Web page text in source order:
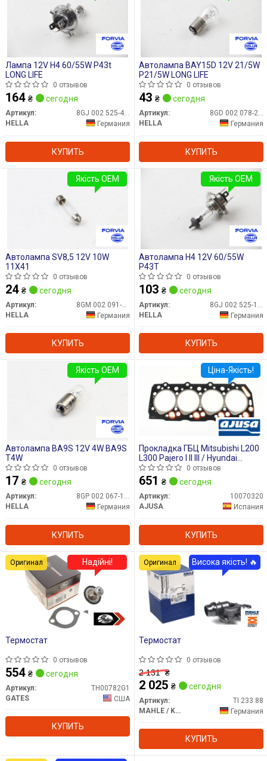
Лампа 12V H4 60/55W P43t
LONG LIFE
0 отзывов
164 ₴ сегодня
Артикул:
8GJ 002 525-481
HELLA
Германия
КУПИТЬ
Автолампа BAY15D 12V 21/5W
P21/5W LONG LIFE
0 отзывов
43 ₴ сегодня
Артикул:
8GD 002 078-221
HELLA
Германия
КУПИТЬ
Автолампа SV8,5 12V 10W
11X41
0 отзывов
24 ₴ сегодня
Артикул:
HELLA
Германия
КУПИТЬ
Якість OEM
Автолампа H4 12V 60/55W
P43T
0 отзывов
103 ₴ сегодня
Артикул:
HELLA
Германия
КУПИТЬ
Якість OEM
Автолампа BA9S 12V 4W BA9S
T4W
0 отзывов
17 ₴ сегодня
Артикул:
8GP 002 067-121
HELLA
Германия
КУПИТЬ
Якість OEM
Прокладка ГБЦ Mitsubishi L200
L300 Pajero I II III / Hyundai
Galloper II 2.5 TD 86-07
(1.45mm)
0 отзывов
651 ₴ сегодня
Артикул:
10070320
AJUSA
Испания
КУПИТЬ
Ціна-Якість!
Термостат
0 отзывов
554 ₴ сегодня
Артикул:
TH00782G1
GATES
США
КУПИТЬ
Надійні!
Оригинал
Термостат
0 отзывов
2 131₴
2 025 ₴ сегодня
Артикул:
TI 233 88
MAHLE / KNECHT
Германия
КУПИТЬ
Висока якість! 🔥
Оригинал